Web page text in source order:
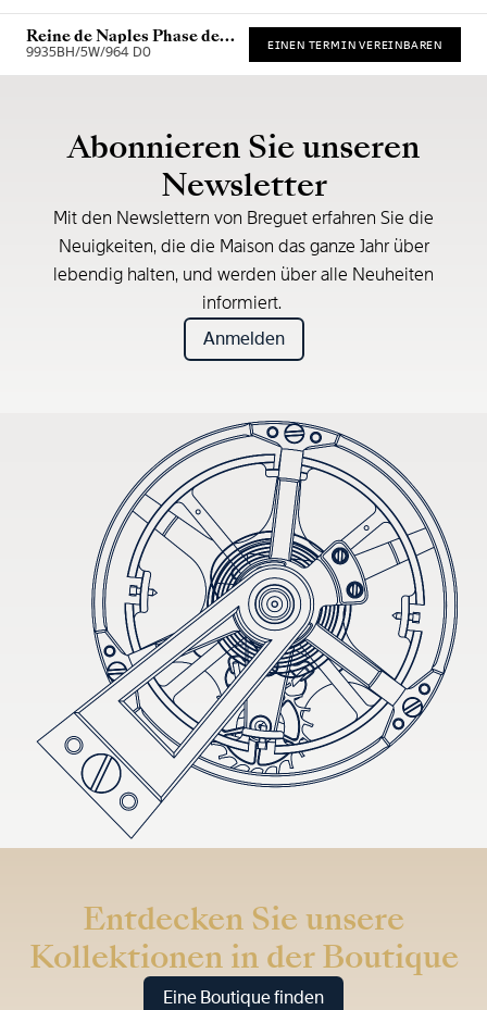
Reine de Naples Phase de
Lune 9935
9935BH/5W/964 D0 EINEN TERMIN VEREINBAREN
Abonnieren Sie unseren
Newsletter
Mit den Newslettern von Breguet erfahren Sie die
Neuigkeiten, die die Maison das ganze Jahr über
lebendig halten, und werden über alle Neuheiten
informiert.
Anmelden
Entdecken Sie unsere
Kollektionen in der Boutique
Eine Boutique finden